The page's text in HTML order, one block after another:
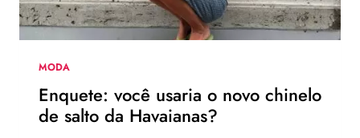
MODA
Enquete: você usaria o novo chinelo
de salto da Havaianas?